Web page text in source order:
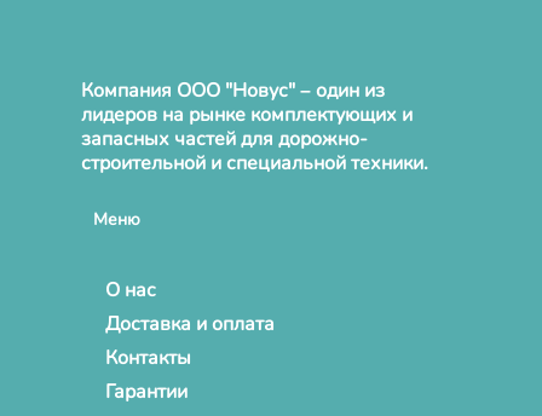
Компания ООО "Новус" – один из
лидеров на рынке комплектующих и
запасных частей для дорожно-
строительной и специальной техники.
Меню
О нас
Доставка и оплата
Контакты
Гарантии